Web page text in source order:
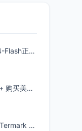
七牛云已经能用上Deepseek-V4-Flash正式版了，点此领取300万Token
美国第一证券开户 + WISE入金 + 购买美股全流程分享
还在用老式 SSH 工具？Termark 新一代跨平台智能SSH客户端了解一下